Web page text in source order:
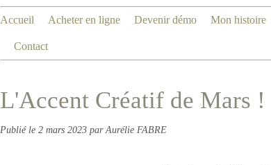
Accueil Acheter en ligne Devenir démo Mon histoire
Contact
L'Accent Créatif de Mars !
Publié le 2 mars 2023 par Aurélie FABRE